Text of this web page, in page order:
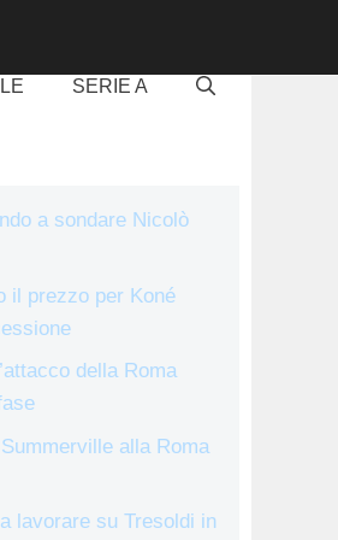
SERIE A
a sondare Nicolò
il prezzo per Koné
della Roma
alla Roma
lavorare su Tresoldi in